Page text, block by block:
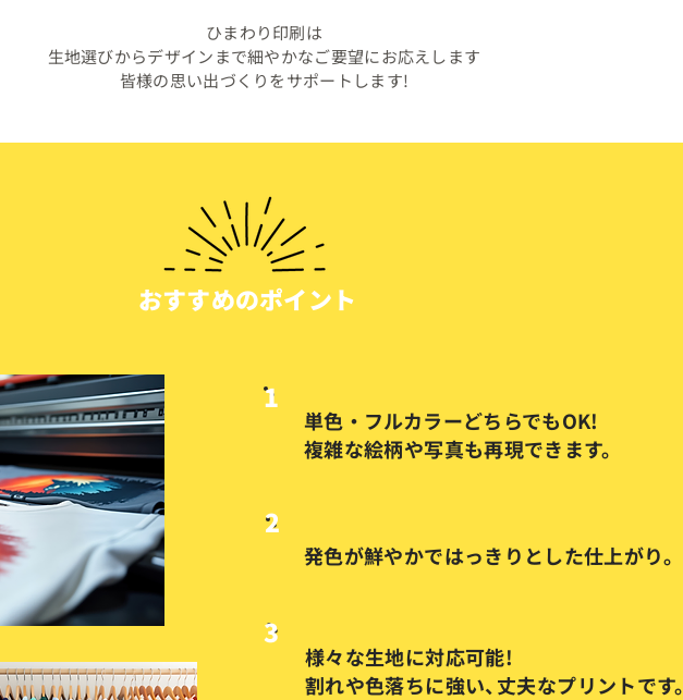
ひまわり印刷は
生地選びからデザインまで細やかなご要望にお応えします
​皆様の思い出づくりをサポートします!
​おすすめのポイント
単色・フルカラーどちらでもOK!
​複雑な絵柄や写真も再現できます。
​1
​2
発色が鮮やかではっきりとした仕上がり。
3
様々な生地に対応可能!
​割れや色落ちに強い、 丈夫なプリントです。